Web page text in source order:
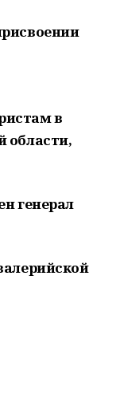
в
области,
генерал